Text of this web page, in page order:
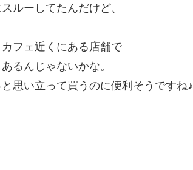
ルーしてたんだけど、
フェ近くにある店舗で
るんじゃないかな。
思い立って買うのに便利そうですね♪